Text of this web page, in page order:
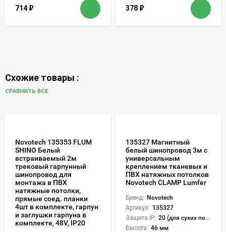
714 ₽ 378 ₽
Схожие товары :
СРАВНИТЬ ВСЕ
Novotech 135353 FLUM
SHINO Белый
встраиваемый 2м
трековый гарпунный
шинопровод для
монтажа в ПВХ
натяжные потолки,
прямые соед. планки
4шт в комплекте, гарпун
и заглушки гарпуна в
комплекте, 48V, IP20
135327 Магнитный
белый шинопровод 3м с
универсальным
креплением тканевых и
ПВХ натяжных потолков
Novotech CLAMP Lumfer
Бренд: Novotech
Артикул: 135327
Защита IP: 20 (для сухих пом.)
Высота: 46 мм